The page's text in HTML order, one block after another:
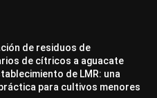
de residuos de
de cítricos a aguacate
de LMR: una
para cultivos menores